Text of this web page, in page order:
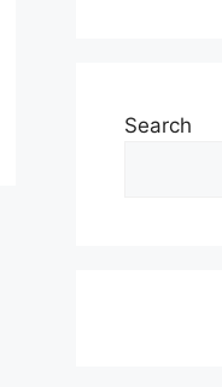
Search